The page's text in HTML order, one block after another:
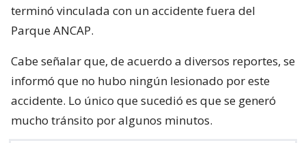
terminó vinculada con un accidente fuera del
Parque ANCAP.
Cabe señalar que, de acuerdo a diversos reportes, se
informó que no hubo ningún lesionado por este
accidente. Lo único que sucedió es que se generó
mucho tránsito por algunos minutos.